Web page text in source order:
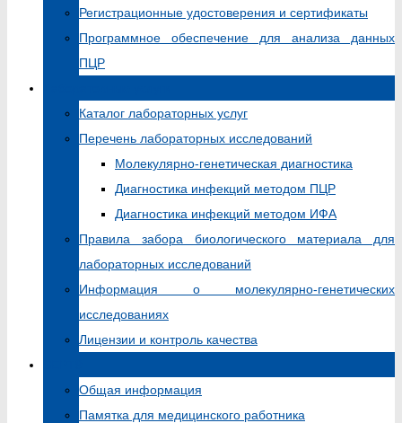
Регистрационные удостоверения и сертификаты
Программное обеспечение для анализа данных
ПЦР
Каталог лабораторных услуг
Перечень лабораторных исследований
Молекулярно-генетическая диагностика
Диагностика инфекций методом ПЦР
Диагностика инфекций методом ИФА
Правила забора биологического материала для
лабораторных исследований
Информация о молекулярно-генетических
исследованиях
Лицензии и контроль качества
Общая информация
Памятка для медицинского работника